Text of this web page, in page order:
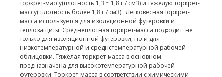
торкрет-массу(плотность 1,3 ~ 1,8 г / см3) и тяжёлую торкрет-
массу( плотность более 1,8 г / см3). Легковесная торкрет-
масса используется для изоляционной футеровки и
теплозащиты. Среднеплотная торкрет-масса подходит не
только для изоляционной футеровки, но и для
низкотемпературной и среднетемпературной рабочей
облицовки. Тяжёлая торкрет-масса в основном
предназначена для высокотемпературной рабочей
футеровки. Торкрет-масса в соответствии с химическими